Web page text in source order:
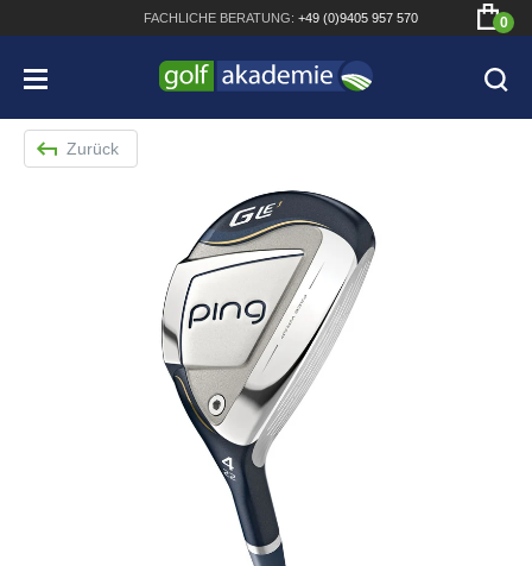
FACHLICHE BERATUNG: +49 (0)9405 957 570 0
Bridgestone JGR Driver 2018
Cobra King F8+ Driver
Titleist Pro V1x mit gratis Schriftaufdruck
Bennington Waterproof QO14 Sport Cartbag
Zurück